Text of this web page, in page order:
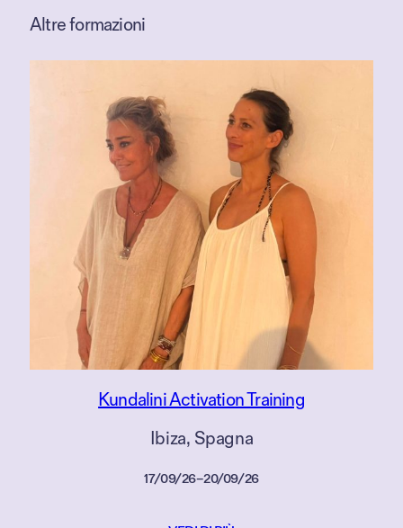
Altre formazioni
Kundalini Activation Training
Ibiza, Spagna
17/09/26–20/09/26